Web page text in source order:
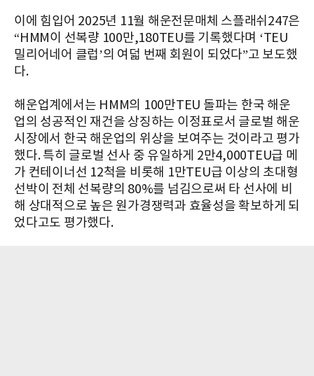
이에 힘입어 2025년 11월 해운전문매체 스플래쉬247은
“HMM이 선복량 100만,180TEU를 기록했다며 ‘TEU
밀리어네어 클럽’의 여덟 번째 회원이 되었다”고 보도했
다.
해운업계에서는 HMM의 100만TEU 돌파는 한국 해운
업의 성공적인 재건을 상징하는 이정표로서 글로벌 해운
시장에서 한국 해운업의 위상을 보여주는 것이라고 평가
했다. 특히 글로벌 선사 중 유일하게 2만4,000TEU급 메
가 컨테이너선 12척을 비롯해 1만TEU급 이상의 초대형
선박이 전체 선복량의 80%를 넘김으로써 타 선사에 비
해 상대적으로 높은 원가경쟁력과 효율성을 확보하게 되
었다고도 평가했다.